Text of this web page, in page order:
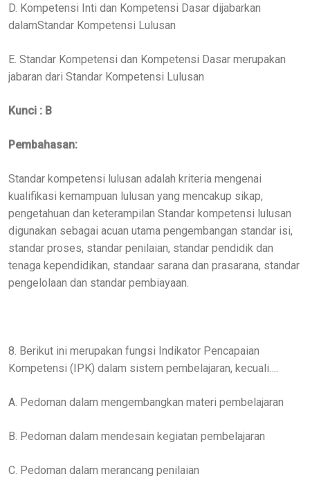
D. Kompetensi Inti dan Kompetensi Dasar dijabarkan
dalamStandar Kompetensi Lulusan
E. Standar Kompetensi dan Kompetensi Dasar merupakan
jabaran dari Standar Kompetensi Lulusan
Kunci : B
Pembahasan:
Standar kompetensi lulusan adalah kriteria mengenai
kualifikasi kemampuan lulusan yang mencakup sikap,
pengetahuan dan keterampilan Standar kompetensi lulusan
digunakan sebagai acuan utama pengembangan standar isi,
standar proses, standar penilaian, standar pendidik dan
tenaga kependidikan, standaar sarana dan prasarana, standar
pengelolaan dan standar pembiayaan.
8. Berikut ini merupakan fungsi Indikator Pencapaian
Kompetensi (IPK) dalam sistem pembelajaran, kecuali….
A. Pedoman dalam mengembangkan materi pembelajaran
B. Pedoman dalam mendesain kegiatan pembelajaran
C. Pedoman dalam merancang penilaian